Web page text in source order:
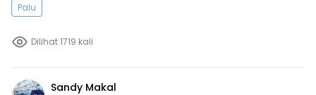
Palu
Dilihat 1719 kali
Sandy Makal